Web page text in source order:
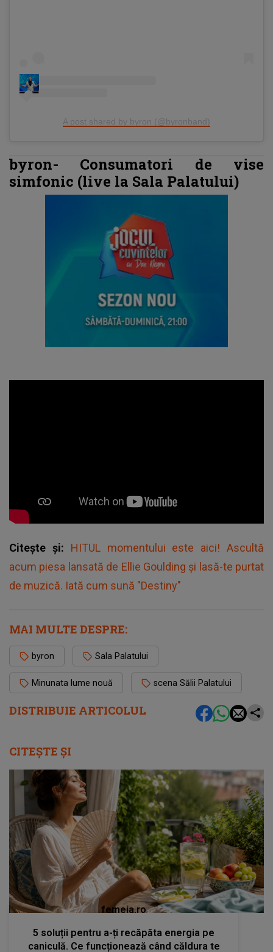
DISTRIBUIE ARTICOLUL
A post shared by byron (@byronband)
byron- Consumatori de vise
simfonic (live la Sala Palatului)
Citește și: HITUL momentului este aici! Ascultă
acum piesa lansată de Ellie Goulding și lasă-te purtat
de muzică. Iată cum sună "Destiny"
MAI MULTE DESPRE:
byron Sala Palatului
Minunata lume nouă scena Sălii Palatului
CITEȘTE ȘI
femeia.ro
5 soluții pentru a-ți recăpăta energia pe
caniculă. Ce funcționează când căldura te